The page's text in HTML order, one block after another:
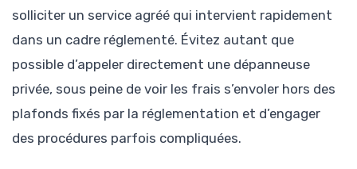
solliciter un service agréé qui intervient rapidement
dans un cadre réglementé. Évitez autant que
possible d’appeler directement une dépanneuse
privée, sous peine de voir les frais s’envoler hors des
plafonds fixés par la réglementation et d’engager
des procédures parfois compliquées.